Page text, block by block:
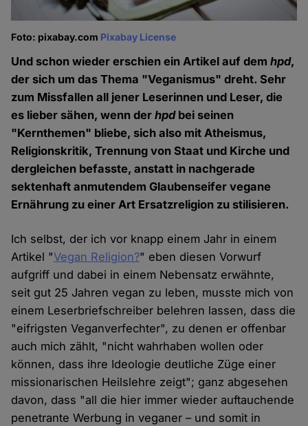
Foto: pixabay.com Pixabay License
Und schon wieder erschien ein Artikel auf demhpd,
der sich um das Thema "Veganismus" dreht. Sehr
zum Missfallen all jener Leserinnen und Leser, die
es lieber sähen, wenn derhpdbei seinen
"Kernthemen" bliebe, sich also mit Atheismus,
Religionskritik, Trennung von Staat und Kirche und
dergleichen befasste, anstatt in nachgerade
sektenhaft anmutendem Glaubenseifer vegane
Ernährung zu einer Art Ersatzreligion zu stilisieren.
Ich selbst, der ich vor knapp einem Jahr in einem
Artikel "Vegan Religion?" eben diesen Vorwurf
aufgriff und dabei in einem Nebensatz erwähnte,
seit gut 25 Jahren vegan zu leben, musste mich von
einem Leserbriefschreiber belehren lassen, dass die
"eifrigsten Veganverfechter", zu denen er offenbar
auch mich zählt, "nicht wahrhaben wollen oder
können, dass ihre Ideologie deutliche Züge einer
missionarischen Heilslehre zeigt"; ganz abgesehen
davon, dass "all die hier immer wieder auftauchende
penetrante Werbung in veganer – und somit in